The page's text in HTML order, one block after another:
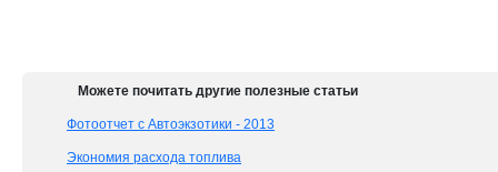
Можете почитать другие полезные статьи
Фотоотчет с Автоэкзотики - 2013
Экономия расхода топлива